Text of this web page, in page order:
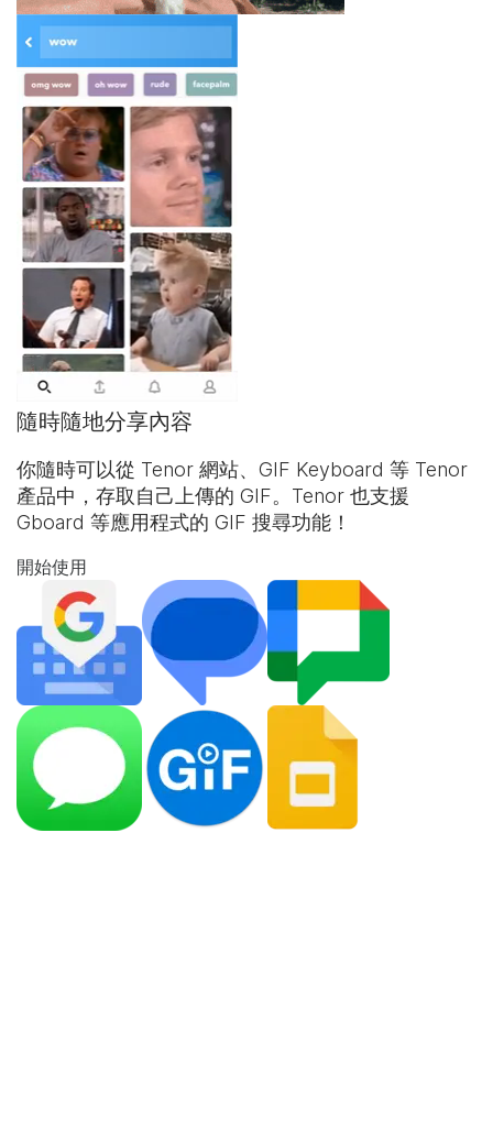
隨時隨地分享內容
你隨時可以從 Tenor 網站、 GIF Keyboard 等 Tenor
產品中，存取自己上傳的 GIF。Tenor 也支援
Gboard 等應用程式的 GIF 搜尋功能！
開始使用